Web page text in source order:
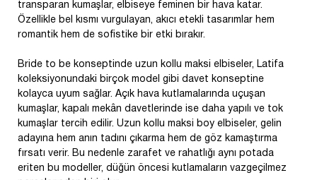
transparan kumaşlar, elbiseye feminen bir hava katar.
Özellikle bel kısmı vurgulayan, akıcı etekli tasarımlar hem
romantik hem de sofistike bir etki bırakır.
Bride to be konseptinde uzun kollu maksi elbiseler, Latifa
koleksiyonundaki birçok model gibi davet konseptine
kolayca uyum sağlar. Açık hava kutlamalarında uçuşan
kumaşlar, kapalı mekân davetlerinde ise daha yapılı ve tok
kumaşlar tercih edilir. Uzun kollu maksi boy elbiseler, gelin
adayına hem anın tadını çıkarma hem de göz kamaştırma
fırsatı verir. Bu nedenle zarafet ve rahatlığı aynı potada
eriten bu modeller, düğün öncesi kutlamaların vazgeçilmez